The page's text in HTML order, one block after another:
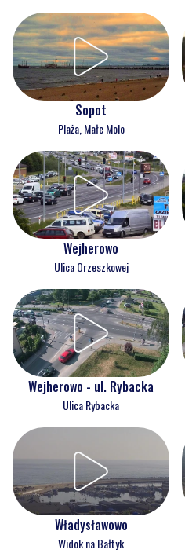
Sopot
Plaża, Małe Molo
Wejherowo
Ulica Orzeszkowej
Wejherowo - ul. Rybacka
Ulica Rybacka
Władysławowo
Widok na Bałtyk